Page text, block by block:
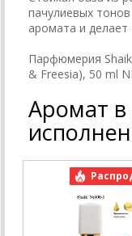
пачулиевых
аромата и делает
Парфюмерия Shaik
& Freesia), 50 ml
Аромат в